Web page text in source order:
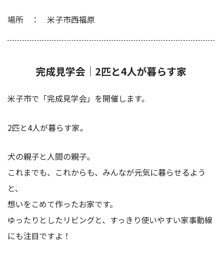
場所 米子市西福原
完成見学会｜2匹と4人が暮らす家
米子市で「完成見学会」を開催します。
2匹と4人が暮らす家。
犬の親子と人間の親子。
これまでも、これからも、みんなが元気に暮らせるよう
と、
想いをこめて作ったお家です。
ゆったりとしたリビングと、すっきり使いやすい家事動線
にも注目ですよ！